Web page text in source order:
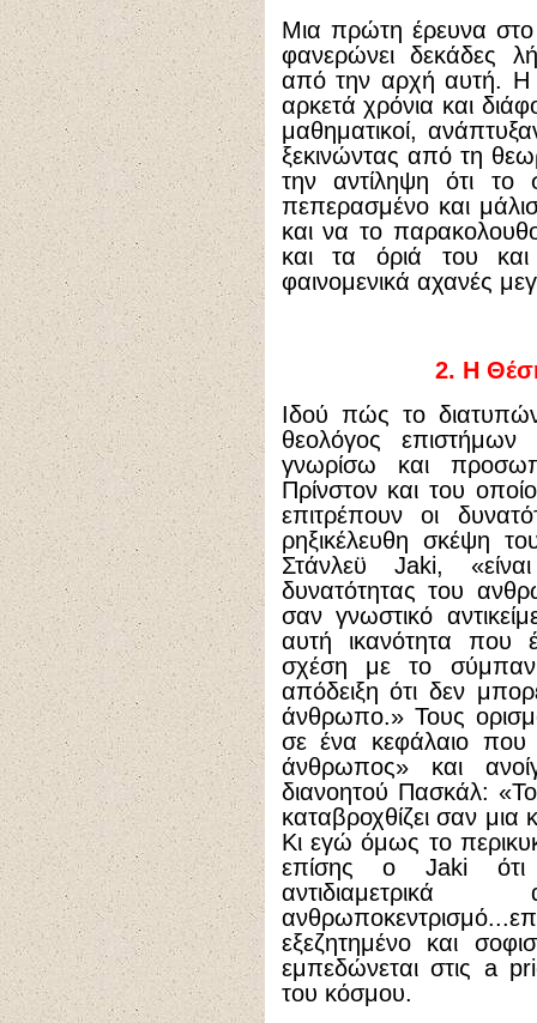
Μια πρώτη έρευνα
φανερώνει δεκάδες
από την αρχή αυτή. Η
αρκετά χρόνια και
μαθηματικοί,
ξεκινώντας από τη
την αντίληψη ότι το
πεπερασμένο και
και να το
και τα όριά του
φαινομενικά αχανές
2. Η
Ιδού πώς το
θεολόγος
γνωρίσω και
Πρίνστον και του
επιτρέπουν οι
ρηξικέλευθη σκέψη
Στάνλεϋ Jaki,
δυνατότητας του
σαν γνωστικό
αυτή ικανότητα που
σχέση με το σύμπαν
απόδειξη ότι δεν
άνθρωπο.» Τους
σε ένα κεφάλαιο που
άνθρωπος» και
διανοητού Πασκάλ:
καταβροχθίζει σαν
Κι εγώ όμως το
επίσης ο Jaki ότι
εξεζητημένο και
εμπεδώνεται στις a
του κόσμου.